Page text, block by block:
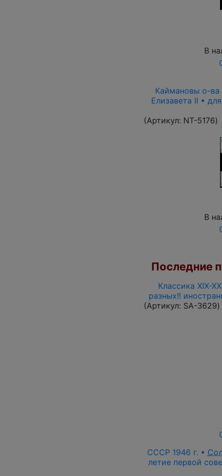
В
Каймановы о-ва
Елизавета II •
(Артикул: NT-5176)
В
Последние
Классика XIX-
разных!!
(Артикул: SA-3629)
СССР 1946 г. •
летие первой